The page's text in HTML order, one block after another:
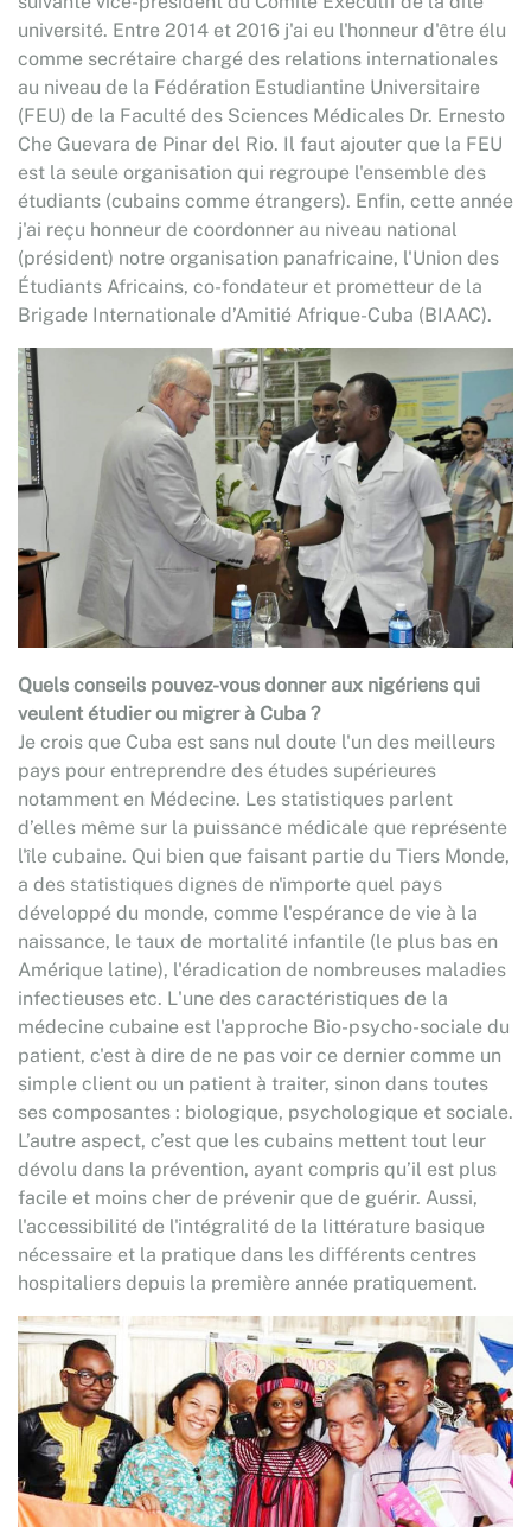
université. Entre 2014 et 2016 j'ai eu l'honneur d'être élu
comme secrétaire chargé des relations internationales
au niveau de la Fédération Estudiantine Universitaire
(FEU) de la Faculté des Sciences Médicales Dr. Ernesto
Che Guevara de Pinar del Rio. Il faut ajouter que la FEU
est la seule organisation qui regroupe l'ensemble des
étudiants (cubains comme étrangers). Enfin, cette année
j'ai reçu honneur de coordonner au niveau national
(président) notre organisation panafricaine, l'Union des
Étudiants Africains, co-fondateur et prometteur de la
Brigade Internationale d’Amitié Afrique-Cuba (BIAAC).
Quels conseils pouvez-vous donner aux nigériens qui
veulent étudier ou migrer à Cuba ?
Je crois que Cuba est sans nul doute l'un des meilleurs
pays pour entreprendre des études supérieures
notamment en Médecine. Les statistiques parlent
d’elles même sur la puissance médicale que représente
l'île cubaine. Qui bien que faisant partie du Tiers Monde,
a des statistiques dignes de n'importe quel pays
développé du monde, comme l'espérance de vie à la
naissance, le taux de mortalité infantile (le plus bas en
Amérique latine), l'éradication de nombreuses maladies
infectieuses etc. L'une des caractéristiques de la
médecine cubaine est l'approche Bio-psycho-sociale du
patient, c'est à dire de ne pas voir ce dernier comme un
simple client ou un patient à traiter, sinon dans toutes
ses composantes : biologique, psychologique et sociale.
L’autre aspect, c’est que les cubains mettent tout leur
dévolu dans la prévention, ayant compris qu’il est plus
facile et moins cher de prévenir que de guérir. Aussi,
l'accessibilité de l'intégralité de la littérature basique
nécessaire et la pratique dans les différents centres
hospitaliers depuis la première année pratiquement.